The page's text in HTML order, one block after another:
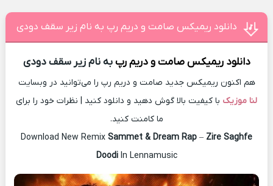
دانلود ریمیکس صامت و دریم رپ به نام زیر سقف دودی
دانلود ریمیکس صامت و دریم رپبه نام زیر سقف دودی
هم اکنون ریمیکس جدید صامت و دریم رپ را می‌توانید در وبسایت
لنا موزیک با کیفیت بالا گوش دهید و دانلود کنید | نظرات خود را برای
ما کامنت کنید.
Download New Remix Sammet & Dream Rap – Zire Saghfe
DoodiIn Lennamusic